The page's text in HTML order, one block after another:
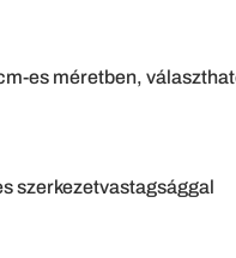
es méretben,
szerkezetvastagsággal